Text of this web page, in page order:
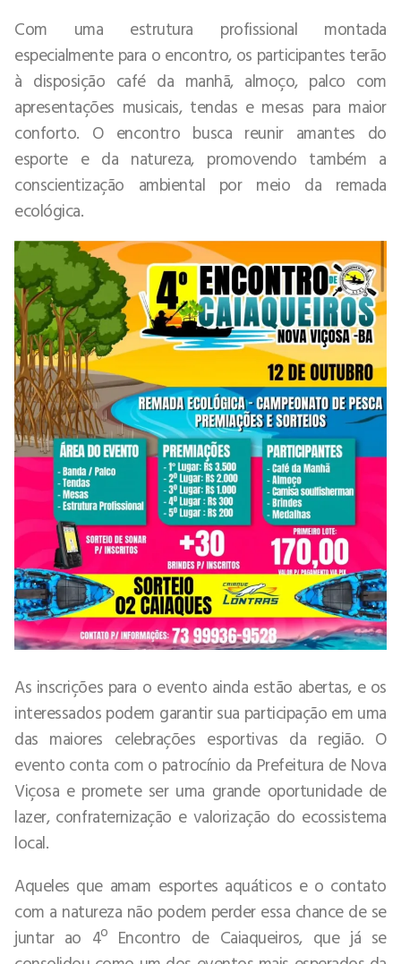
Com uma estrutura profissional montada
especialmente para o encontro, os participantes terão
à disposição café da manhã, almoço, palco com
apresentações musicais, tendas e mesas para maior
conforto. O encontro busca reunir amantes do
esporte e da natureza, promovendo também a
conscientização ambiental por meio da remada
ecológica.
As inscrições para o evento ainda estão abertas, e os
interessados podem garantir sua participação em uma
das maiores celebrações esportivas da região. O
evento conta com o patrocínio da Prefeitura de Nova
Viçosa e promete ser uma grande oportunidade de
lazer, confraternização e valorização do ecossistema
local.
Aqueles que amam esportes aquáticos e o contato
com a natureza não podem perder essa chance de se
juntar ao 4º Encontro de Caiaqueiros, que já se